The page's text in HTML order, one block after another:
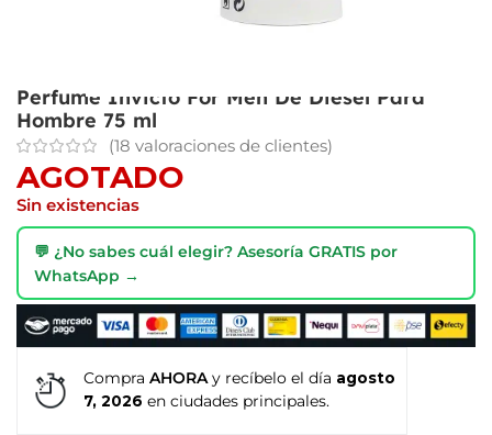
Perfume Invicto For Men De Diesel Para
Hombre 75 ml
(18 valoraciones de clientes)
AGOTADO
Sin existencias
💬 ¿No sabes cuál elegir? Asesoría GRATIS por
WhatsApp →
Compra AHORA y recíbelo el día agosto
7, 2026 en ciudades principales.